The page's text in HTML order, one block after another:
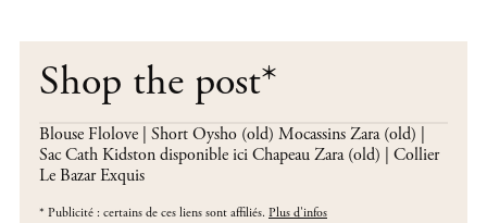
Shop the post*
Blouse Flolove | Short Oysho (old) Mocassins Zara (old) |
Sac Cath Kidston disponible ici Chapeau Zara (old) | Collier
Le Bazar Exquis
* Publicité : certains de ces liens sont affiliés. Plus d'infos